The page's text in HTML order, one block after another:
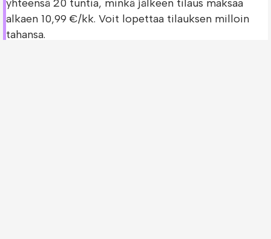
yhteensä 20 tuntia, minkä jälkeen tilaus maksaa
alkaen 10,99 €/kk. Voit lopettaa tilauksen milloin
tahansa.